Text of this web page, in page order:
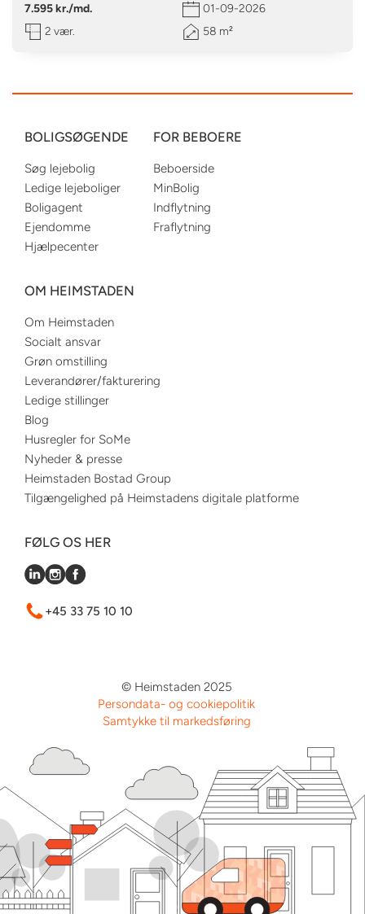
7.595 kr./md.
01-09-2026
2 vær.
58 m²
BOLIGSØGENDE
Søg lejebolig
Ledige lejeboliger
Boligagent
Ejendomme
Hjælpecenter
FOR BEBOERE
Beboerside
MinBolig
Indflytning
Fraflytning
OM HEIMSTADEN
Om Heimstaden
Socialt ansvar
Grøn omstilling
Leverandører/fakturering
Ledige stillinger
Blog
Husregler for SoMe
Nyheder & presse
Heimstaden Bostad Group
Tilgængelighed på Heimstadens digitale platforme
FØLG OS HER
+45 33 75 10 10
© Heimstaden 2025
Persondata- og cookiepolitik
Samtykke til markedsføring